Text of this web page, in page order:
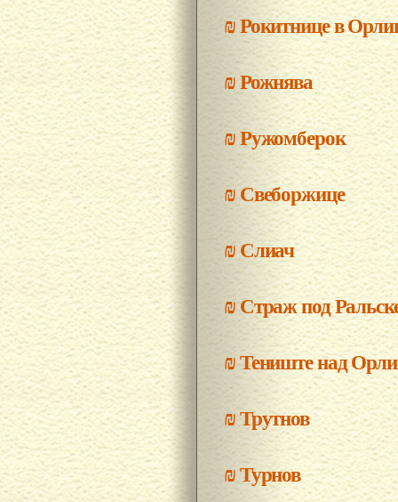
₪Рокитнице в
₪Рожнява
₪Ружомберок
₪Свеборжице
₪Слиач
₪Страж под
₪Тениште над
₪Трутнов
₪Турнов